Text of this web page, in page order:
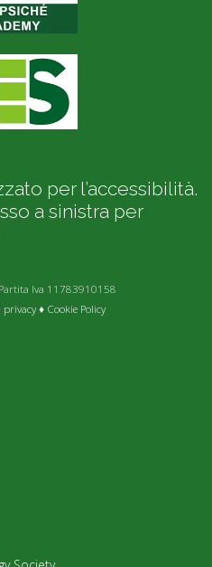
per l’accessibilità.
a sinistra per
Iva 11783910158
privacy♦ Cookie Policy